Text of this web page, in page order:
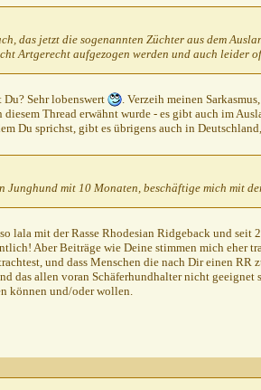
das jetzt die sogenannten Züchter aus dem
Artgerecht aufgezogen werden und auch leider
Du? Sehr lobenswert
. Verzeih meinen
Thread erwähnt wurde - es gibt auch im
Du sprichst, gibt es übrigens auch in
Junghund mit 10 Monaten, beschäftige mich mit
lala mit der Rasse Rhodesian Ridgeback und
Aber Beiträge wie Deine stimmen mich eher
und dass Menschen die nach Dir einen
das allen voran Schäferhundhalter nicht geeignet
können und/oder wollen.